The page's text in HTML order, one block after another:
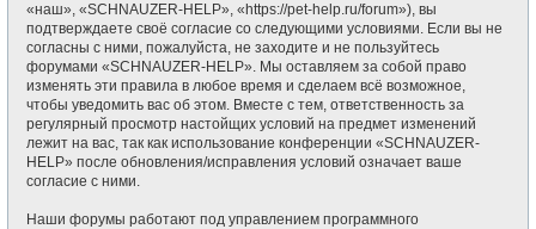
«наш», «SCHNAUZER-HELP», «https://pet-help.ru/forum»), вы
подтверждаете своё согласие со следующими условиями. Если вы не
согласны с ними, пожалуйста, не заходите и не пользуйтесь
форумами «SCHNAUZER-HELP». Мы оставляем за собой право
изменять эти правила в любое время и сделаем всё возможное,
чтобы уведомить вас об этом. Вместе с тем, ответственность за
регулярный просмотр настойщих условий на предмет изменений
лежит на вас, так как использование конференции «SCHNAUZER-
HELP» после обновления/исправления условий означает ваше
согласие с ними.
Наши форумы работают под управлением программного